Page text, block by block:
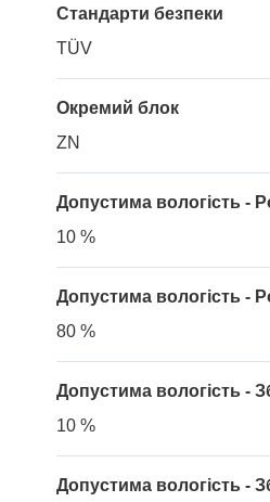
Стандарти безпеки
TÜV
Окремий блок
ZN
Допустима вологість -
10 %
Допустима вологість -
80 %
Допустима вологість -
10 %
Допустима вологість -